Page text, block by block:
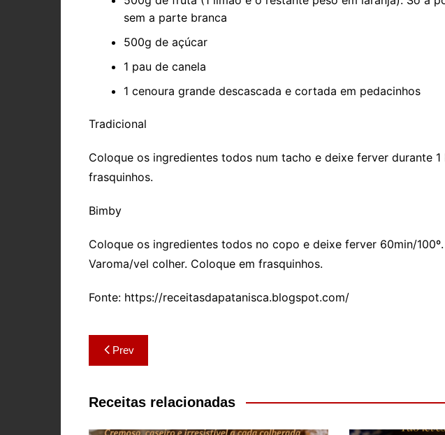
sem a parte branca
500g de açúcar
1 pau de canela
1 cenoura grande descascada e cortada em pedacinhos
Tradicional
Coloque os ingredientes todos num tacho e deixe ferver durante 1
frasquinhos.
Bimby
Coloque os ingredientes todos no copo e deixe ferver 60min/
Varoma/vel colher. Coloque em frasquinhos.
Fonte: https://receitasdapatanisca.blogspot.com/
Navegação
de
artigos
Prev
Receitas relacionadas